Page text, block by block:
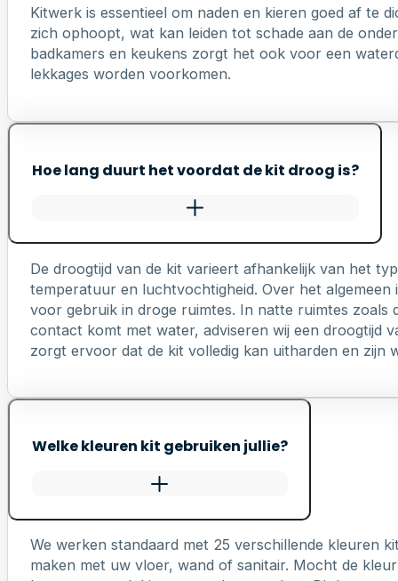
Kitwerk is essentieel om naden en kieren goed af te
zich ophoopt, wat kan leiden tot schade aan de
badkamers en keukens zorgt het ook voor een
lekkages worden voorkomen.
Hoe lang duurt het voordat de kit droog is?
De droogtijd van de kit varieert afhankelijk van het
temperatuur en luchtvochtigheid. Over het
voor gebruik in droge ruimtes. In natte ruimtes zoals
contact komt met water, adviseren wij een droogtijd
zorgt ervoor dat de kit volledig kan uitharden en zijn
Welke kleuren kit gebruiken jullie?
We werken standaard met 25 verschillende kleuren
maken met uw vloer, wand of sanitair. Mocht de